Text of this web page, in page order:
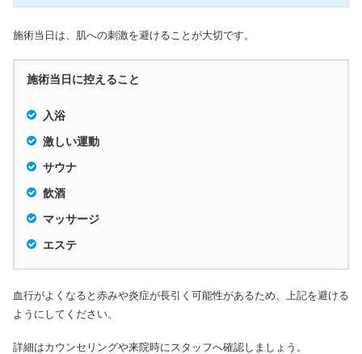
施術当日は、肌への刺激を避けることが大切です。
施術当日に控えること
入浴
激しい運動
サウナ
飲酒
マッサージ
エステ
血行がよくなると赤みや炎症が長引く可能性があるため、上記を避ける
ようにしてください。
詳細はカウンセリングや来院時にスタッフへ確認しましょう。